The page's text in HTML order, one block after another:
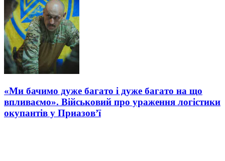
«Ми бачимо дуже багато і дуже багато на що
впливаємо». Військовий про ураження логістики
окупантів у Приазов’ї